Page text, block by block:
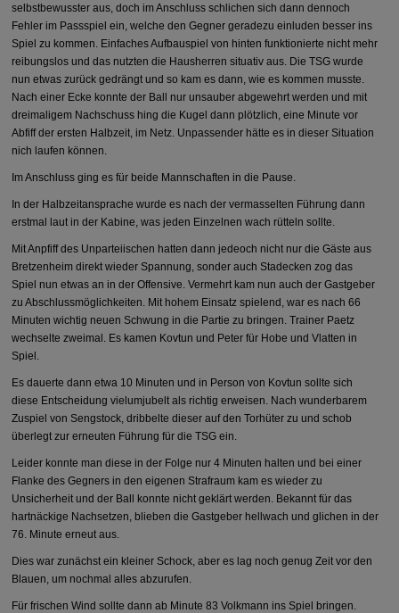
selbstbewusster aus, doch im Anschluss schlichen sich dann dennoch
Fehler im Passspiel ein, welche den Gegner geradezu einluden besser ins
Spiel zu kommen. Einfaches Aufbauspiel von hinten funktionierte nicht mehr
reibungslos und das nutzten die Hausherren situativ aus. Die TSG wurde
nun etwas zurück gedrängt und so kam es dann, wie es kommen musste.
Nach einer Ecke konnte der Ball nur unsauber abgewehrt werden und mit
dreimaligem Nachschuss hing die Kugel dann plötzlich, eine Minute vor
Abfiff der ersten Halbzeit, im Netz. Unpassender hätte es in dieser Situation
nich laufen können.
Im Anschluss ging es für beide Mannschaften in die Pause.
In der Halbzeitansprache wurde es nach der vermasselten Führung dann
erstmal laut in der Kabine, was jeden Einzelnen wach rütteln sollte.
Mit Anpfiff des Unparteiischen hatten dann jedeoch nicht nur die Gäste aus
Bretzenheim direkt wieder Spannung, sonder auch Stadecken zog das
Spiel nun etwas an in der Offensive. Vermehrt kam nun auch der Gastgeber
zu Abschlussmöglichkeiten. Mit hohem Einsatz spielend, war es nach 66
Minuten wichtig neuen Schwung in die Partie zu bringen. Trainer Paetz
wechselte zweimal. Es kamen Kovtun und Peter für Hobe und Vlatten in
Spiel.
Es dauerte dann etwa 10 Minuten und in Person von Kovtun sollte sich
diese Entscheidung vielumjubelt als richtig erweisen. Nach wunderbarem
Zuspiel von Sengstock, dribbelte dieser auf den Torhüter zu und schob
überlegt zur erneuten Führung für die TSG ein.
Leider konnte man diese in der Folge nur 4 Minuten halten und bei einer
Flanke des Gegners in den eigenen Strafraum kam es wieder zu
Unsicherheit und der Ball konnte nicht geklärt werden. Bekannt für das
hartnäckige Nachsetzen, blieben die Gastgeber hellwach und glichen in der
76. Minute erneut aus.
Dies war zunächst ein kleiner Schock, aber es lag noch genug Zeit vor den
Blauen, um nochmal alles abzurufen.
Für frischen Wind sollte dann ab Minute 83 Volkmann ins Spiel bringen.